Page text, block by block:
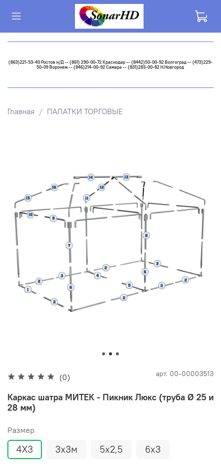
(863)221-53-40 Ростов н/Д -- (861) 290-00-72 Краснодар -- (8442)50-00-92 Волгоград -- (473)229-
50-09 Воронеж -- (846)214-00-92 Самара -- (831)283-00-82 Н.Новгород
Главная ПАЛАТКИ ТОРГОВЫЕ
(0) арт. 00-00003513
Каркас шатра МИТЕК - Пикник Люкс (труба Ø 25 и
28 мм)
Размер
4Х3 3х3м 5х2,5 6х3